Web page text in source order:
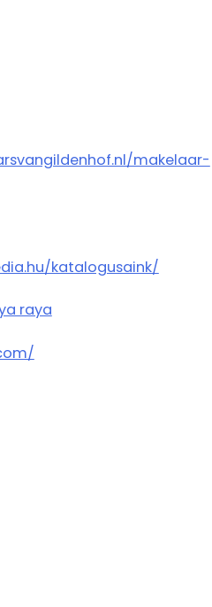
makelaar-
katalogusaink/
raya